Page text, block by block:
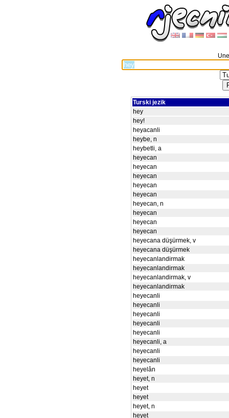
Turski jezik
hey
hey!
heyacanli
heybe, n
heybetli, a
heyecan
heyecan
heyecan
heyecan
heyecan
heyecan, n
heyecan
heyecan
heyecan
heyecana düşürmek, v
heyecana düşürmek
heyecanlandirmak
heyecanlandirmak
heyecanlandirmak, v
heyecanlandirmak
heyecanli
heyecanli
heyecanli
heyecanli
heyecanli
heyecanli, a
heyecanli
heyecanli
heyelân
heyet, n
heyet
heyet
heyet, n
heyet